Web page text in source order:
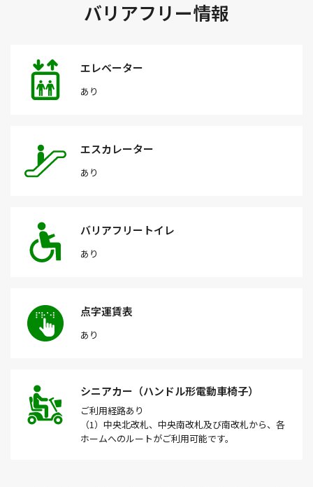
バリアフリー情報
エレベーター
あり
エスカレーター
あり
バリアフリートイレ
あり
点字運賃表
あり
シニアカー（ハンドル形電動車椅子）
ご利用経路あり
（1）中央北改札、中央南改札及び南改札から、各
ホームへのルートがご利用可能です。